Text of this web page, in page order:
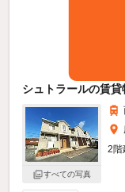
シュトラールの賃貸
すべての写真
2階